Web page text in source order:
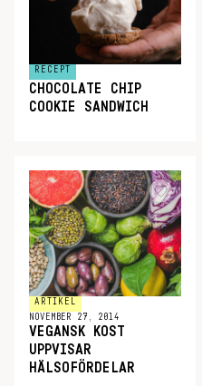
RECEPT
CHOCOLATE CHIP
COOKIE SANDWICH
ARTIKEL
NOVEMBER 27, 2014
VEGANSK KOST
UPPVISAR
HÄLSOFÖRDELAR